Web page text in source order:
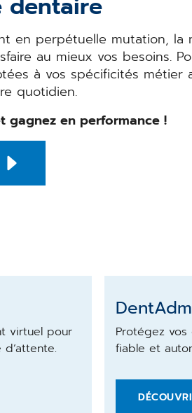
en perpétuelle mutation, la
au mieux vos besoins.
à vos spécificités métier
quotidien.
gagnez en performance !
virtuel pour
Protégez
fiable et